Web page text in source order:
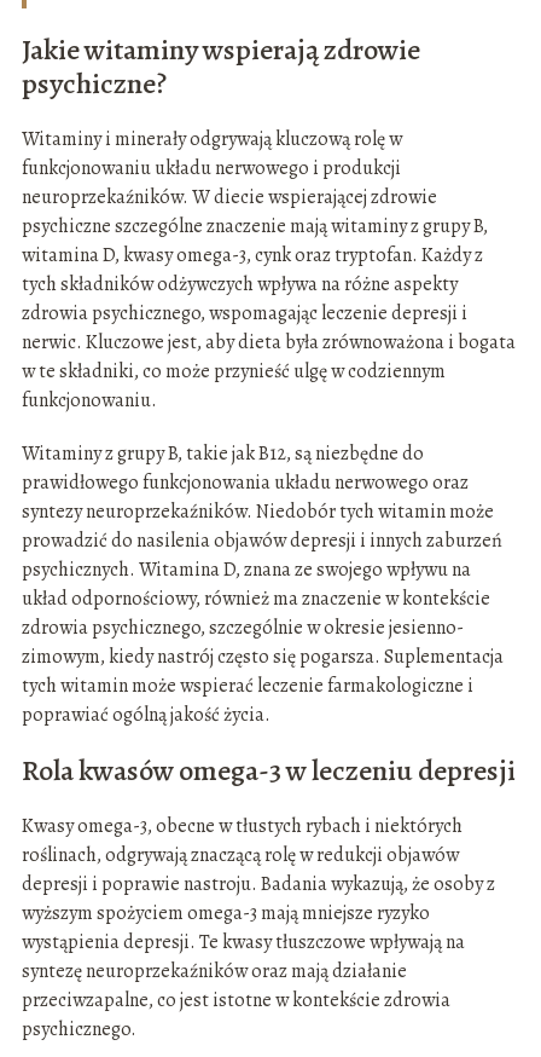
Jakie witaminy wspierają zdrowie
psychiczne?
Witaminy i minerały odgrywają kluczową rolę w
funkcjonowaniu układu nerwowego i produkcji
neuroprzekaźników. W diecie wspierającej zdrowie
psychiczne szczególne znaczenie mają witaminy z grupy B,
witamina D, kwasy omega-3, cynk oraz tryptofan. Każdy z
tych składników odżywczych wpływa na różne aspekty
zdrowia psychicznego, wspomagając leczenie depresji i
nerwic. Kluczowe jest, aby dieta była zrównoważona i bogata
w te składniki, co może przynieść ulgę w codziennym
funkcjonowaniu.
Witaminy z grupy B, takie jak B12, są niezbędne do
prawidłowego funkcjonowania układu nerwowego oraz
syntezy neuroprzekaźników. Niedobór tych witamin może
prowadzić do nasilenia objawów depresji i innych zaburzeń
psychicznych. Witamina D, znana ze swojego wpływu na
układ odpornościowy, również ma znaczenie w kontekście
zdrowia psychicznego, szczególnie w okresie jesienno-
zimowym, kiedy nastrój często się pogarsza. Suplementacja
tych witamin może wspierać leczenie farmakologiczne i
poprawiać ogólną jakość życia.
Rola kwasów omega-3 w leczeniu depresji
Kwasy omega-3, obecne w tłustych rybach i niektórych
roślinach, odgrywają znaczącą rolę w redukcji objawów
depresji i poprawie nastroju. Badania wykazują, że osoby z
wyższym spożyciem omega-3 mają mniejsze ryzyko
wystąpienia depresji. Te kwasy tłuszczowe wpływają na
syntezę neuroprzekaźników oraz mają działanie
przeciwzapalne, co jest istotne w kontekście zdrowia
psychicznego.